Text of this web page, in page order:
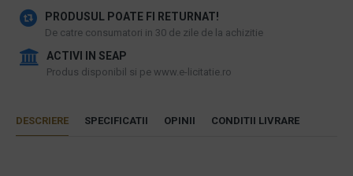
PRODUSUL POATE FI RETURNAT!
De catre consumatori in 30 de zile de la achizitie
ACTIVI IN SEAP
Produs disponibil si pe www.e-licitatie.ro
DESCRIERE SPECIFICATII OPINII CONDITII LIVRARE